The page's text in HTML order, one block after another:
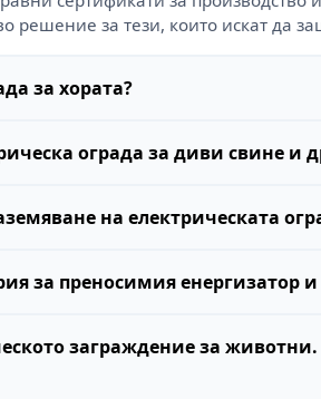
решение за тези, които искат да
за хората?
ограда за диви свине и
на електрическата
за преносимия енергизатор
заграждение за